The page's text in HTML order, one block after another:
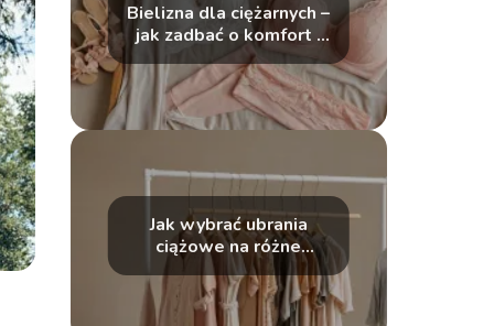
Bielizna dla ciężarnych –
jak zadbać o komfort i
wsparcie w czasie
ciąży?
Jak wybrać ubrania
ciążowe na różne
okazje? Stylowe
propozycje na co dzień i
wyjątkowe chwile